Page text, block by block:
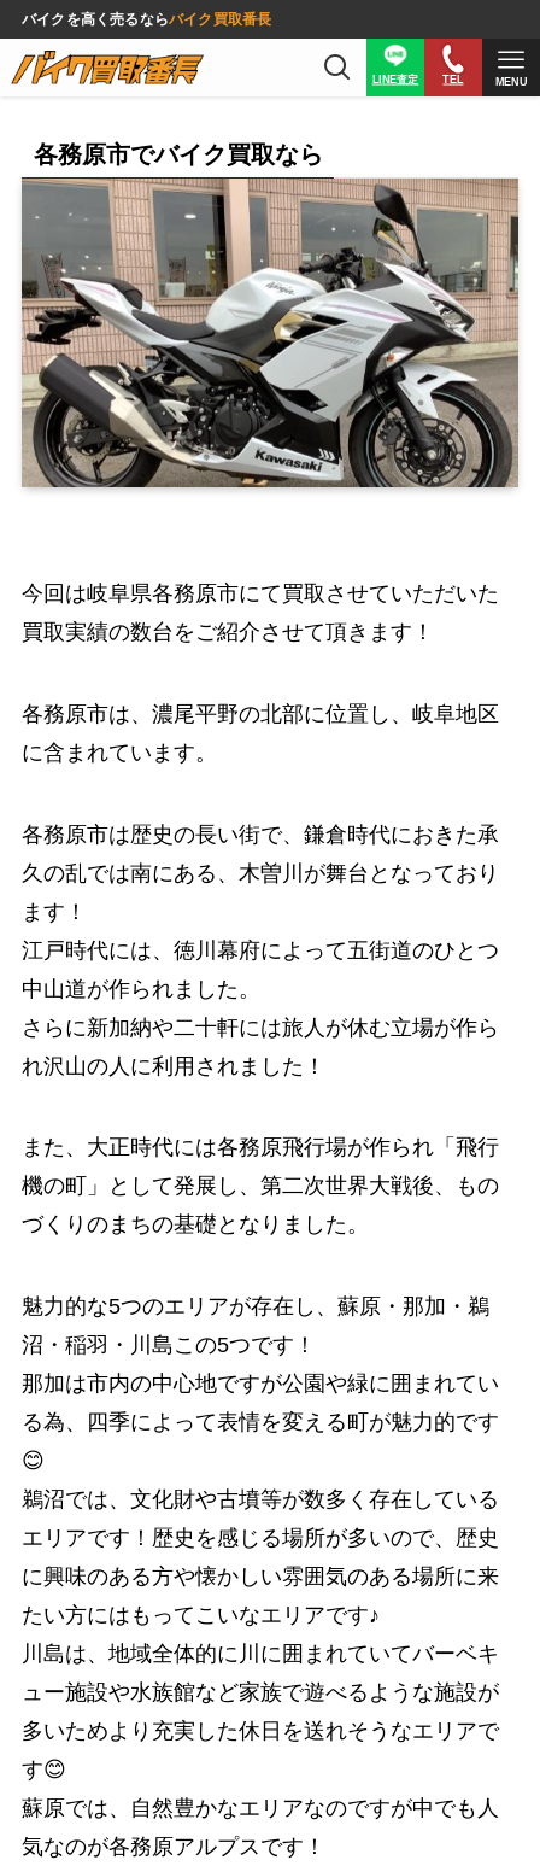
バイクを高く売るならバイク買取番長
LINE査定 TEL MENU
各務原市でバイク買取なら
今回は岐阜県各務原市にて買取させていただいた
買取実績の数台をご紹介させて頂きます！
各務原市は、濃尾平野の北部に位置し、岐阜地区
に含まれています。
各務原市は歴史の長い街で、鎌倉時代におきた承
久の乱では南にある、木曽川が舞台となっており
ます！
江戸時代には、徳川幕府によって五街道のひとつ
中山道が作られました。
さらに新加納や二十軒には旅人が休む立場が作ら
れ沢山の人に利用されました！
また、大正時代には各務原飛行場が作られ「飛行
機の町」として発展し、第二次世界大戦後、もの
づくりのまちの基礎となりました。
魅力的な5つのエリアが存在し、蘇原・那加・鵜
沼・稲羽・川島この5つです！
那加は市内の中心地ですが公園や緑に囲まれてい
る為、四季によって表情を変える町が魅力的です
😊
鵜沼では、文化財や古墳等が数多く存在している
エリアです！歴史を感じる場所が多いので、歴史
に興味のある方や懐かしい雰囲気のある場所に来
たい方にはもってこいなエリアです♪
川島は、地域全体的に川に囲まれていてバーベキ
ュー施設や水族館など家族で遊べるような施設が
多いためより充実した休日を送れそうなエリアで
す😊
蘇原では、自然豊かなエリアなのですが中でも人
気なのが各務原アルプスです！